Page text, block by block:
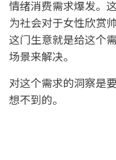
情绪消费需求爆发。
为社会对于女性欣赏
这门生意就是给这个
场景来解决。
对这个需求的洞察是
想不到的。